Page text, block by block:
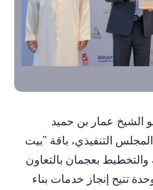
سمو الشيخ عمار بن حميد
التنفيذي، باقة "بيت
والتخطيط بعجمان بالتعاون
تتيح إنجاز خدمات بناء